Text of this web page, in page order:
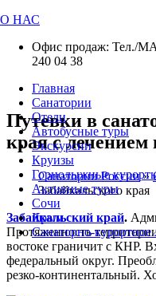
О НАС
Офис продаж: Тел./
240 04 38
Главная
Санатории
Отели
Автобусные туры
Экскурсии
Круизы
Горнолыжные
Активные туры
Сочи
Крым
Санаторно-курортное
Путевки в
края с лечением
Санатории России»
Забайкальского края
Забайкальский край.
Протяженность
востоке граничит с КНР.
федеральный округ.
резко-континентальный.